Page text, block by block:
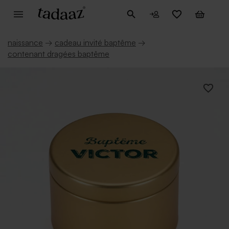
naissance → cadeau invité baptême →
contenant dragées baptême